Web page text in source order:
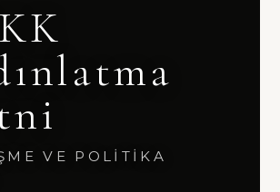
VE POLITIKA